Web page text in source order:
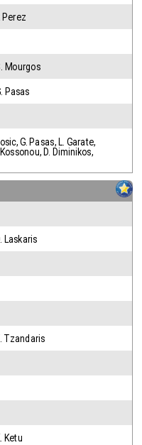
Perez
Mourgos
Pasas
,G. Pasas, L. Garate,
, D. Diminikos,
Laskaris
Tzandaris
Ketu